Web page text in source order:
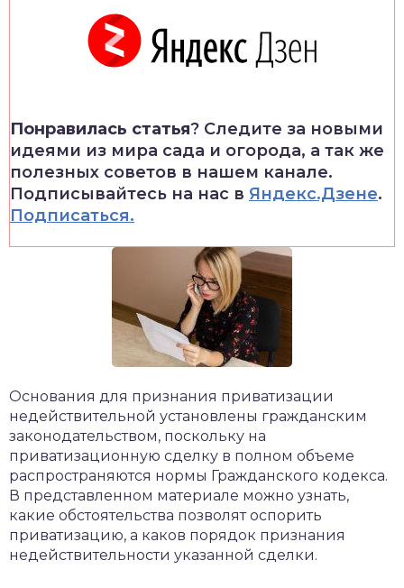
Понравилась статья? Следите за новыми
идеями из мира сада и огорода, а так же
полезных советов в нашем канале.
Подписывайтесь на нас в Яндекс.Дзене.
Подписаться.
Основания для признания приватизации
недействительной установлены гражданским
законодательством, поскольку на
приватизационную сделку в полном объеме
распространяются нормы Гражданского кодекса.
В представленном материале можно узнать,
какие обстоятельства позволят оспорить
приватизацию, а каков порядок признания
недействительности указанной сделки.